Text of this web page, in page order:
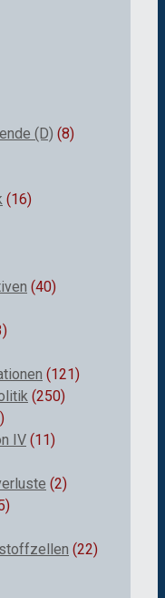
(D) (8)
(16)
(40)
(121)
(250)
IV (11)
(2)
(22)